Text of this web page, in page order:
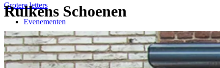
Grotere letters
Evenementen
Rulkens Schoenen